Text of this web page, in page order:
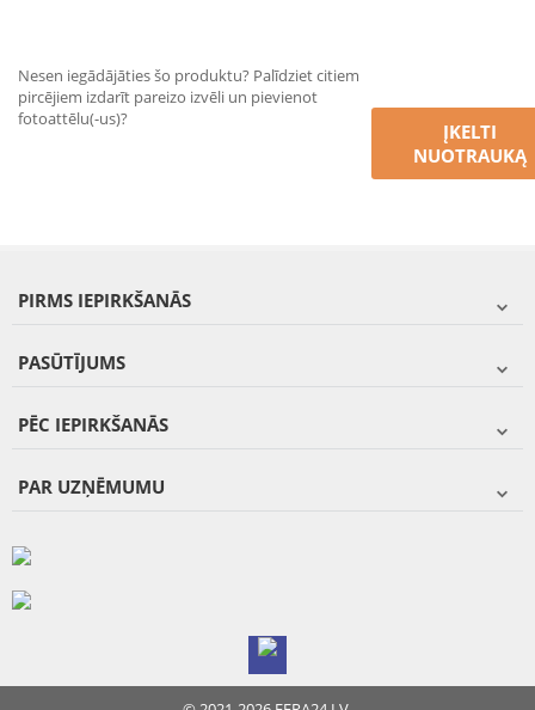
Nesen iegādājāties šo produktu? Palīdziet citiem
pircējiem izdarīt pareizo izvēli un pievienot
fotoattēlu(-us)?
ĮKELTI
NUOTRAUKĄ
PIRMS IEPIRKŠANĀS
PASŪTĪJUMS
PĒC IEPIRKŠANĀS
PAR UZŅĒMUMU